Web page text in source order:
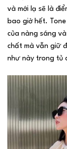
và mới lạ sẽ là
bao giờ hết.
của nàng sáng
chất mà vẫn giữ
như này trong tủ